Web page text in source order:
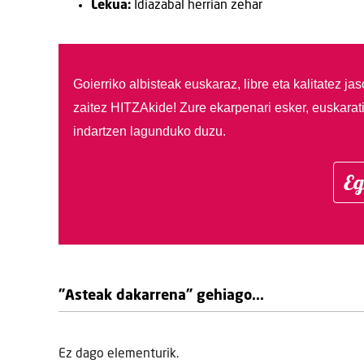
Lekua: Idiazabal herrian zehar
Goierriko albisteak euskaraz, libre eta kalitatez
zaitez HITZAkide! Zure ekarpenari esker,
indartzen lagunduko duzu.
"Asteak dakarrena" gehiago...
Ez dago elementurik.